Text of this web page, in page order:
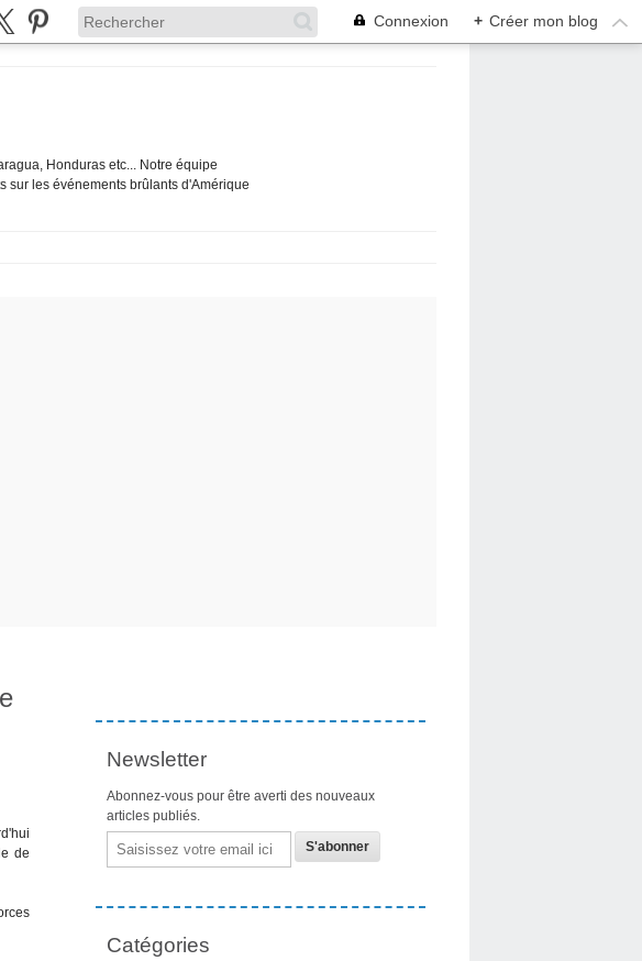
Connexion + Créer mon blog
Honduras etc... Notre équipe
sur les événements brûlants d'Amérique
de
Newsletter
Abonnez-vous pour être averti des nouveaux
articles publiés.
Email
Catégories